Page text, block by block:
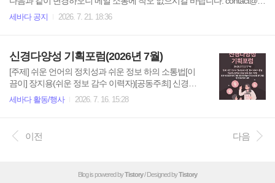
bada.kr 항상 본 단체에 관심 가져주셔서 감사드립니다.
세바다 공지 2026. 7. 21. 18:36
신경다양성 기획포럼(2026년 7월)
[주제] 쉬운 언어의 정치성과 쉬운 정보 하의 소통법[이
끔이] 장지용(쉬운 정보 감수 이력자)[공동주최] 신경다
양성 지지모임 세바다 · 다언(신경다양인 운동언어 다시
쓰기 모임)[후원] 서재경(한국연구재단 인문사회학술연
26년 7월 22일 오후 7시[장소] 동료지원주간쉼터 손&온
라인(줌 링크 전송 예정)[신청하기] sebadaoceans@gm
세바다 활동/행사 2026. 7. 16. 15:28
이전 다음
Blog is powered byTistory/ Designed byTistory